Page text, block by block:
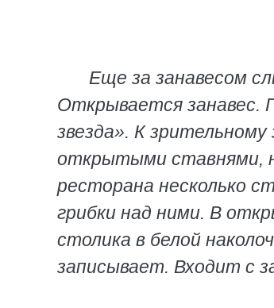
Еще за занавесом
Открывается занавес.
звезда». К
открытыми ставнями,
ресторана несколько
грибки над ними. В
столика в белой
записывает. Входит с